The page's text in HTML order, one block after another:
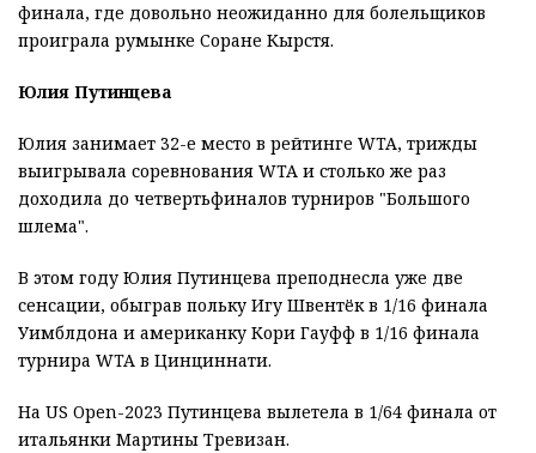
финала, где довольно неожиданно для болельщиков
проиграла румынке Соране Кырстя.
Юлия Путинцева
Юлия занимает 32-е место в рейтинге WTA, трижды
выигрывала соревнования WTA и столько же раз
доходила до четвертьфиналов турниров "Большого
шлема".
В этом году Юлия Путинцева преподнесла уже две
сенсации, обыграв польку Игу Швентёк в 1/16 финала
Уимблдона и американку Кори Гауфф в 1/16 финала
турнира WTA в Цинциннати.
На US Open-2023 Путинцева вылетела в 1/64 финала от
итальянки Мартины Тревизан.